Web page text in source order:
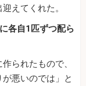
えてくれた。
各自1匹ずつ配ら
られたもので、
悪いのでは」と